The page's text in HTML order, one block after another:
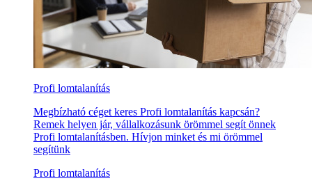
Profi lomtalanítás
Megbízható céget keres Profi lomtalanítás kapcsán?
Remek helyen jár, vállalkozásunk örömmel segít önnek
Profi lomtalanításben. Hívjon minket és mi örömmel
segítünk
Profi lomtalanítás